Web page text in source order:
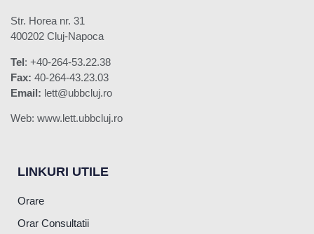
Str. Horea nr. 31
400202 Cluj-Napoca
Tel: +40-264-53.22.38
Fax: 40-264-43.23.03
Email: lett@ubbcluj.ro
Web: www.lett.ubbcluj.ro
LINKURI UTILE
Orare
Orar Consultatii